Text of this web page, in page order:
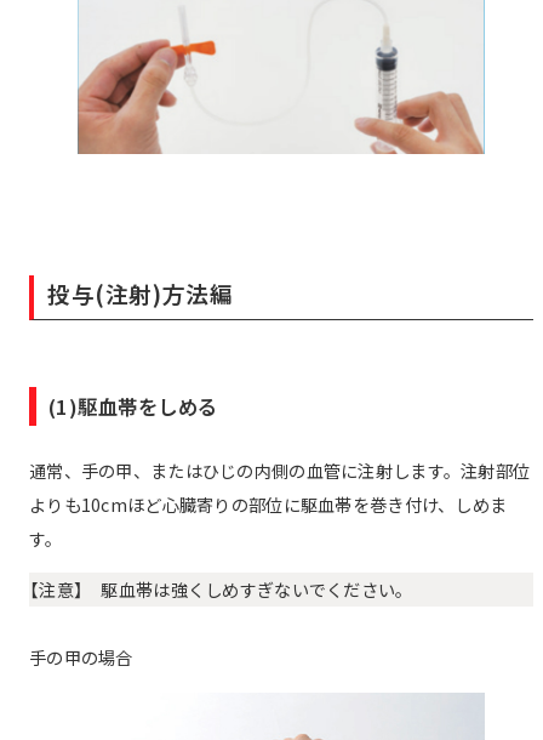
投与(注射)方法編
(1)駆血帯をしめる
通常、手の甲、またはひじの内側の血管に注射します。注射部位
よりも10cmほど心臓寄りの部位に駆血帯を巻き付け、しめま
す。
【注意】 駆血帯は強くしめすぎないでください。
手の甲の場合